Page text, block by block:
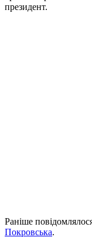
президент.
Раніше
Покровська.